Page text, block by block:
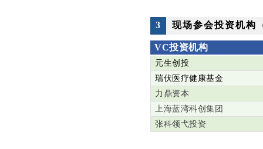
3 现场参会投资机构
VC投资机构
元生创投
瑞伏 医疗健康基金
力鼎资本
上海蓝湾科创集团
张科领弋投资